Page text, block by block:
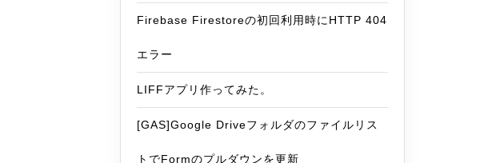
Firebase Firestoreの初回利用時にHTTP 404
エラー
LIFFアプリ作ってみた。
[GAS]Google Driveフォルダのファイルリス
トでFormのプルダウンを更新